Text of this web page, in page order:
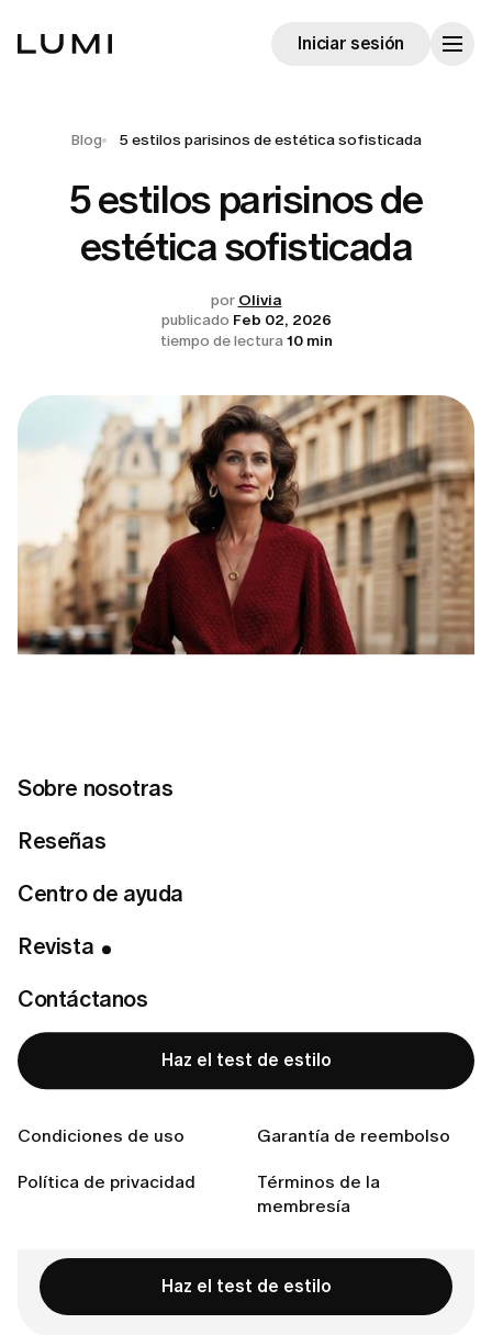
Sobre nosotras
Reseñas
Centro de ayuda
Revista
Contáctanos
Haz el test de estilo
Condiciones de uso Garantía de reembolso
Política de privacidad
Términos de la
membresía
Iniciar sesión
Blog 5 estilos parisinos de estética sofisticada
5 estilos parisinos de
estética sofisticada
por Olivia
publicado Feb 02, 2026
tiempo de lectura 10 min
Tabla de Contenidos
1. Toques de rojo
3. El clásico vestido negro
4. Siluetas clásicas y tonos neutros
5. El combo chic: punto & pantalón
Conecta con nosotras
Haz el test de estilo